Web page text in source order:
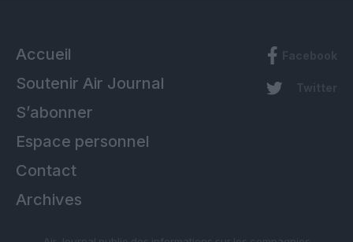
Accueil
Soutenir Air Journal
S’abonner
Espace personnel
Contact
Archives